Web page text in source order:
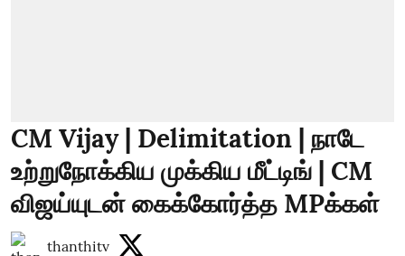
CM Vijay | Delimitation | நாடே
உற்றுநோக்கிய முக்கிய மீட்டிங் | CM
விஜய்யுடன் கைக்கோர்த்த MPக்கள்
thanthitv